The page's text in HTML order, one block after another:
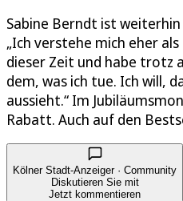
Sabine Berndt ist
„Ich verstehe mich eher
dieser Zeit und habe trotz
dem, was ich tue. Ich will,
aussieht.“ Im
Rabatt. Auch auf den
Kölner Stadt-Anzeiger · Community
Diskutieren Sie mit
Jetzt kommentieren